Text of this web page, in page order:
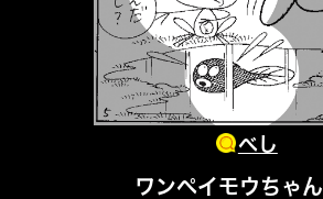
べし
ワンペイモウちゃん